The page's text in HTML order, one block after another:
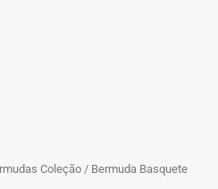
Coleção / Bermuda Basquete